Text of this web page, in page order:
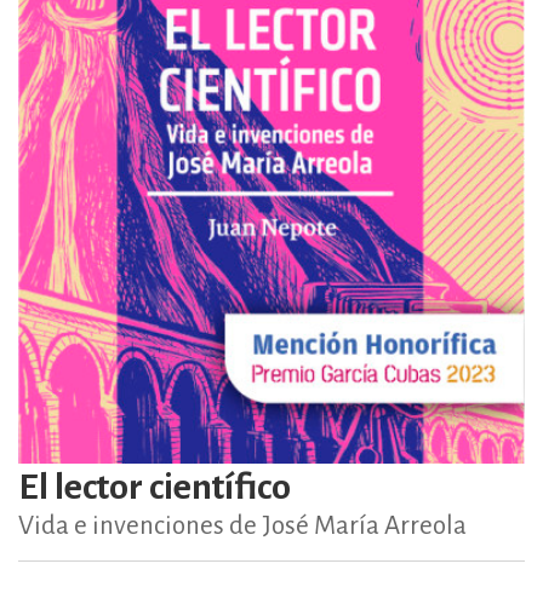
El lector científico
Vida e invenciones de José María Arreola